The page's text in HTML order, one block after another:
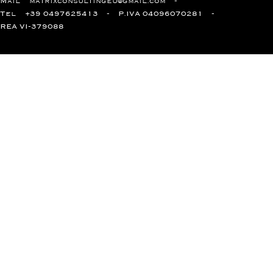
Tel +39 0497625413 P.IVA 04096070281
REA VI-379088